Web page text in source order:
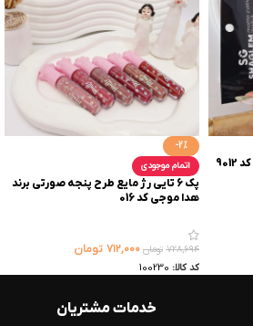
-2%
اتمام موجودی
پک 6 تایی رژ مایع طرح پنجه صورتی برند
هدا موجی کد 016
۷۲۸,۶۹۴ تومان ۷۱۲,۰۰۰ تومان
کد کالا: 100230
خدمات مشتریان